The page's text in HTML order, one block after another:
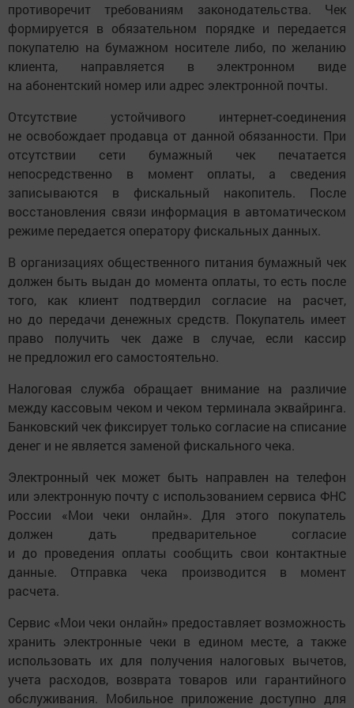
противоречит требованиям законодательства. Чек
формируется в обязательном порядке и передается
покупателю на бумажном носителе либо, по желанию
клиента, направляется в электронном виде
на абонентский номер или адрес электронной почты.
Отсутствие устойчивого интернет-соединения
не освобождает продавца от данной обязанности. При
отсутствии сети бумажный чек печатается
непосредственно в момент оплаты, а сведения
записываются в фискальный накопитель. После
восстановления связи информация в автоматическом
режиме передается оператору фискальных данных.
В организациях общественного питания бумажный чек
должен быть выдан до момента оплаты, то есть после
того, как клиент подтвердил согласие на расчет,
но до передачи денежных средств. Покупатель имеет
право получить чек даже в случае, если кассир
не предложил его самостоятельно.
Налоговая служба обращает внимание на различие
между кассовым чеком и чеком терминала эквайринга.
Банковский чек фиксирует только согласие на списание
денег и не является заменой фискального чека.
Электронный чек может быть направлен на телефон
или электронную почту с использованием сервиса ФНС
России «Мои чеки онлайн». Для этого покупатель
должен дать предварительное согласие
и до проведения оплаты сообщить свои контактные
данные. Отправка чека производится в момент
расчета.
Сервис «Мои чеки онлайн» предоставляет возможность
хранить электронные чеки в едином месте, а также
использовать их для получения налоговых вычетов,
учета расходов, возврата товаров или гарантийного
обслуживания. Мобильное приложение доступно для